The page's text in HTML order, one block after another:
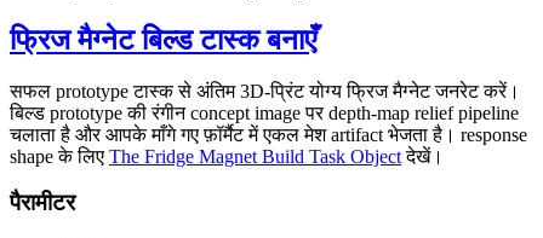
फ्रिज मैग्नेट बिल्ड टास्क बनाएँ
सफल prototype टास्क से अंतिम 3D-प्रिंट योग्य फ्रिज मैग्नेट जनरेट करें।
बिल्ड prototype की रंगीन concept image पर depth-map relief pipeline
चलाता है और आपके माँगे गए फ़ॉर्मैट में एकल मेश artifact भेजता है। response
shape के लिए The Fridge Magnet Build Task Objectदेखें।
पैरामीटर